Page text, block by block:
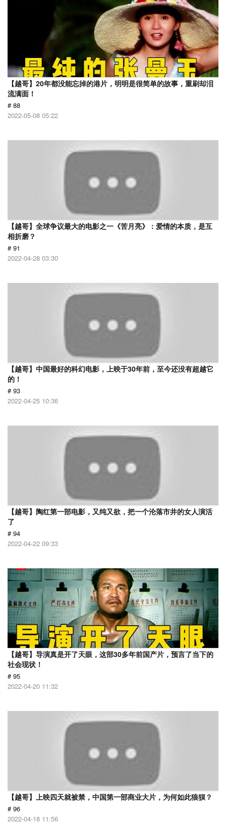
【越哥】20年都没能忘掉的港片，明明是很简单的故事，重刷却泪
流满面！
# 88
2022-05-08 05:22
【越哥】全球争议最大的电影之一《苦月亮》：爱情的本质，是互
相折磨？
# 91
2022-04-28 03:30
【越哥】中国最好的科幻电影，上映于30年前，至今还没有超越它
的！
# 93
2022-04-25 10:36
【越哥】陶红第一部电影，又纯又欲，把一个沦落市井的女人演活
了
# 94
2022-04-22 09:33
【越哥】导演真是开了天眼，这部30多年前国产片，预言了当下的
社会现状！
# 95
2022-04-20 11:32
【越哥】上映四天就被禁，中国第一部商业大片，为何如此狼狈？
# 96
2022-04-18 11:56